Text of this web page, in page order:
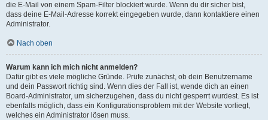
die E-Mail von einem Spam-Filter blockiert wurde. Wenn du dir sicher bist,
dass deine E-Mail-Adresse korrekt eingegeben wurde, dann kontaktiere einen
Administrator.
Nach oben
Warum kann ich mich nicht anmelden?
Dafür gibt es viele mögliche Gründe. Prüfe zunächst, ob dein Benutzername
und dein Passwort richtig sind. Wenn dies der Fall ist, wende dich an einen
Board-Administrator, um sicherzugehen, dass du nicht gesperrt wurdest. Es ist
ebenfalls möglich, dass ein Konfigurationsproblem mit der Website vorliegt,
welches ein Administrator lösen muss.